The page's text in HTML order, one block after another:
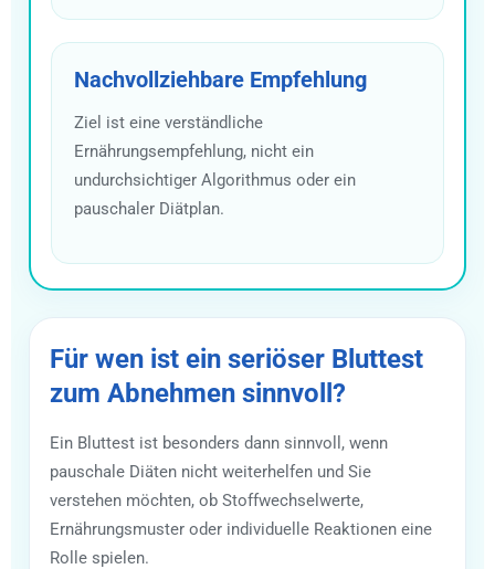
Nachvollziehbare Empfehlung
Ziel ist eine verständliche
Ernährungsempfehlung, nicht ein
undurchsichtiger Algorithmus oder ein
pauschaler Diätplan.
Für wen ist ein seriöser Bluttest
zum Abnehmen sinnvoll?
Ein Bluttest ist besonders dann sinnvoll, wenn
pauschale Diäten nicht weiterhelfen und Sie
verstehen möchten, ob Stoffwechselwerte,
Ernährungsmuster oder individuelle Reaktionen eine
Rolle spielen.